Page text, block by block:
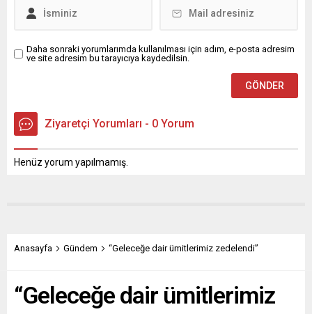
olduğu...
Daha sonraki yorumlarımda kullanılması için adım, e-posta adresim
ve site adresim bu tarayıcıya kaydedilsin.
Ziyaretçi Yorumları - 0 Yorum
Henüz yorum yapılmamış.
Anasayfa Gündem “Geleceğe dair ümitlerimiz zedelendi”
“Geleceğe dair ümitlerimiz